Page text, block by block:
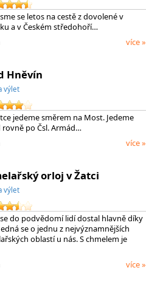
se letos na cestě z dovolené v
a v Českém středohoří…
více »
Hněvín
výlet
jedeme směrem na Most. Jedeme
rovně po Čsl. Armád…
více »
orloj v Žatci
výlet
do podvědomí lidí dostal hlavně díky
se o jednu z nejvýznamnějších
oblastí u nás. S chmelem je
více »